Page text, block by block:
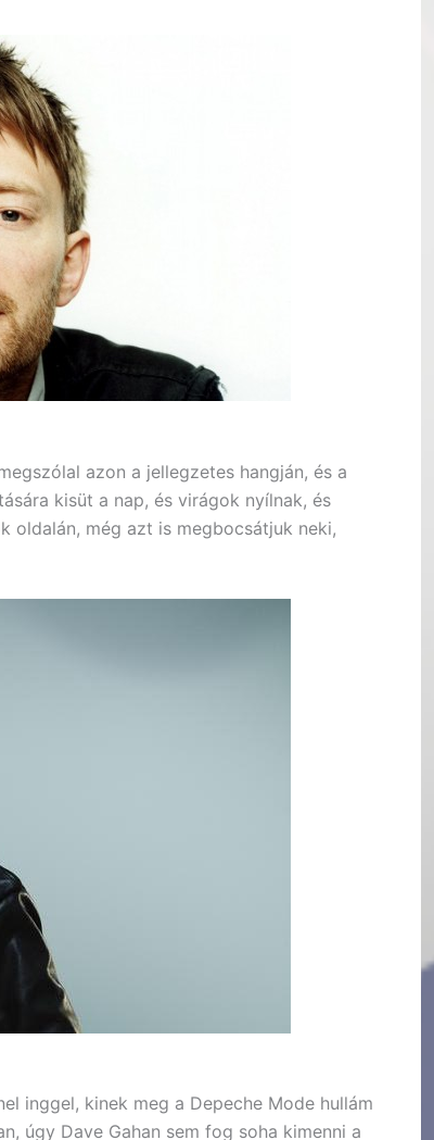
azon a jellegzetes hangján, és a
kisüt a nap, és virágok nyílnak, és
oldalán, még azt is megbocsátjuk neki,
inggel, kinek meg a Depeche Mode hullám
úgy Dave Gahan sem fog soha kimenni a